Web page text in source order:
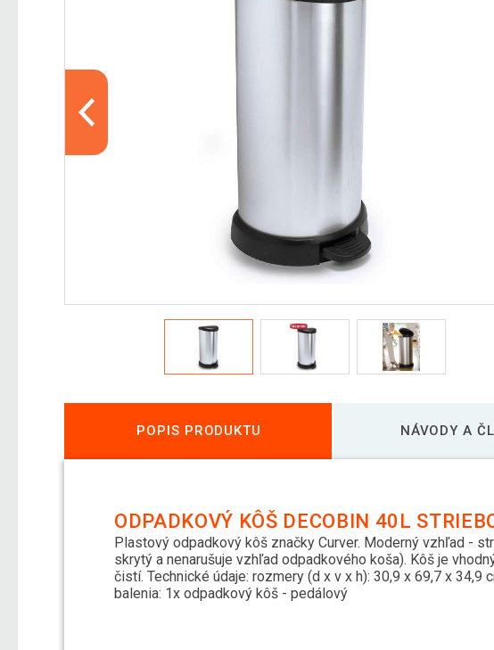
POPIS PRODUKTU NÁVODY A
ODPADKOVÝ KÔŠ DECOBIN 40L
Plastový odpadkový kôš značky Curver. Moderný vzhľad -
skrytý a nenarušuje vzhľad odpadkového koša). Kôš je
čistí. Technické údaje: rozmery (d x v x h): 30,9 x 69,7 x
balenia: 1x odpadkový kôš - pedálový